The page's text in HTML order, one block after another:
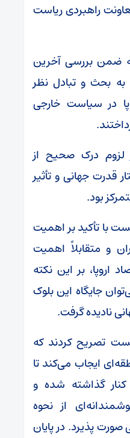
راهبردی ریاست
ضمن بررسی آخرین
به بحث و تبادل نظر
در سیاست خارجی
لزوم درک صحیح از
قدرت جهانی و تأثیر
بود.
با تأکید بر اهمیت
و متقابلاً اهمیت
اروپا، بر این نکته
جایگاه این بلوک
نادیده گرفت.
تصریح کردند که
ایجاب می‌کند تا
کنار گذاشته شده و
از نحوه
صورت پذیرد. در پایان